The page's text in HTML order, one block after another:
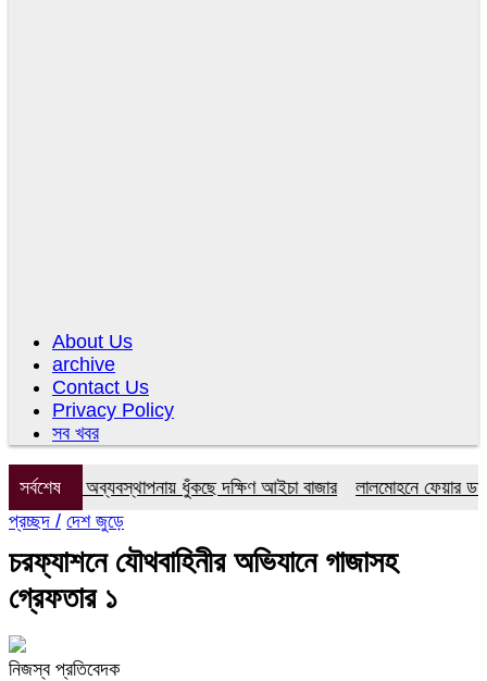
About Us
archive
Contact Us
Privacy Policy
সব খবর
সর্বশেষঅব্যবস্থাপনায় ধুঁকছে দক্ষিণ আইচা বাজার
লালমোহনে ফেয়ার
প্রচ্ছদ / দেশ জুড়ে
চরফ্যাশনে যৌথবাহিনীর অভিযানে গাজাসহ
গ্রেফতার ১
নিজস্ব প্রতিবেদক